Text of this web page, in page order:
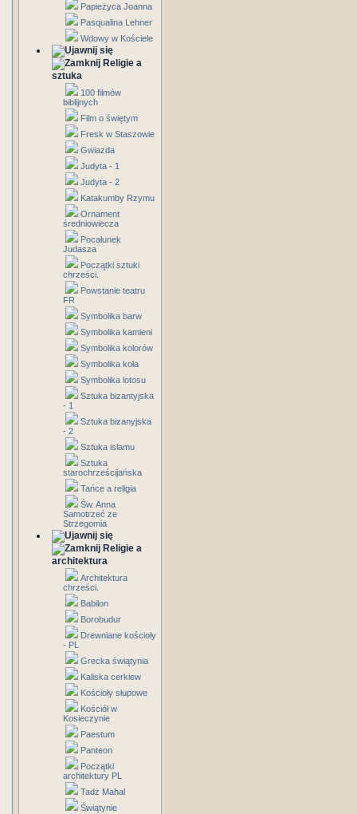
Papieżyca Joanna
Pasqualina Lehner
Wdowy w Kościele
Religie a
sztuka
100 filmów
biblijnych
Film o świętym
Fresk w Staszowie
Gwiazda
Judyta - 1
Judyta - 2
Katakumby Rzymu
Ornament
średniowiecza
Pocałunek
Judasza
Początki sztuki
chrześci.
Powstanie teatru
FR
Symbolika barw
Symbolika kamieni
Symbolika kolorów
Symbolika koła
Symbolika lotosu
Sztuka bizantyjska
- 1
Sztuka bizanyjska
- 2
Sztuka islamu
Sztuka
starochrześcijańska
Tańce a religia
Św. Anna
Samotrzeć ze
Strzegomia
Religie a
architektura
Architektura
chrześci.
Babilon
Borobudur
Drewniane kościoły
- PL
Grecka świątynia
Kaliska cerkiew
Kościoły słupowe
Kościół w
Kosieczynie
Paestum
Panteon
Początki
architektury PL
Tadż Mahal
Świątynie